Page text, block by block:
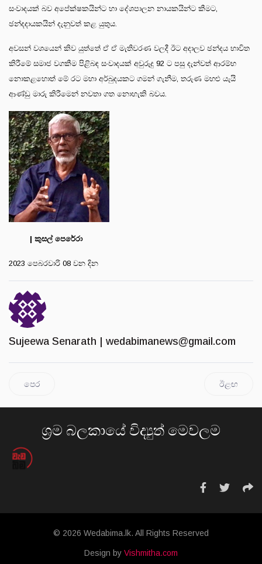
සංවාදයක් බව අපේක්ෂකයින්ට හා දේශපාලන නායකයින්ට කීමට,
ඡන්දදායකයින් දැනුවත් කළ යුතුය.
අවසන් වශයෙන් කිව යුත්තේ ඒ ඒ මැතිවරණ වලදී ඊට අදාලව ඡන්දය භාවිත
කිරීමේ සමාජ වගකීම පිළිබඳ සංවාදයක් අවුරුදු 92 ට පසු දැන්වත් ආරම්භ
නොකළහොත් මේ රට මහා අර්බුදයකට ගමන් ගැනීම, තරුණ මහළු යැයි
ආණ්ඩු මාරු කිරීමෙන් නවතා ගත නොහැකි බවය.
| කුසල් පෙරේරා
2023 පෙබරවාරි 08 වන දින
Sujeewa Senarath | wedabimanews@gmail.com
පෙර ඊළඟ
ශ්‍රම බලකායේ විද්‍යුත් මෙවලම
© 2026 Wedabima.lk. All Rights Reserved
Design by Vishmitha.com